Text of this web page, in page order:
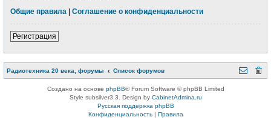
Общие правила
Соглашение о конфиденциальности
Регистрация
Радиотехника 20 века, форумы Список форумов
Создано на основе phpBB® Forum Software © phpBB Limited
Style subsilver3.3. Design by CabinetAdmina.ru
Русская поддержка phpBB
Конфиденциальность| Правила